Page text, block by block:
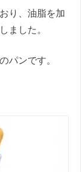
り、油脂を加
ました。
パンです。